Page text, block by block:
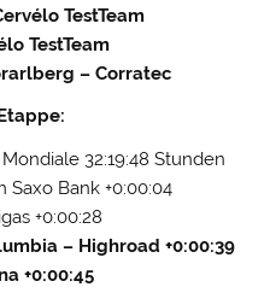
TestTeam
TestTeam
– Corratec
32:19:48 Stunden
Saxo Bank +0:00:04
+0:00:28
– Highroad +0:00:39
+0:00:45